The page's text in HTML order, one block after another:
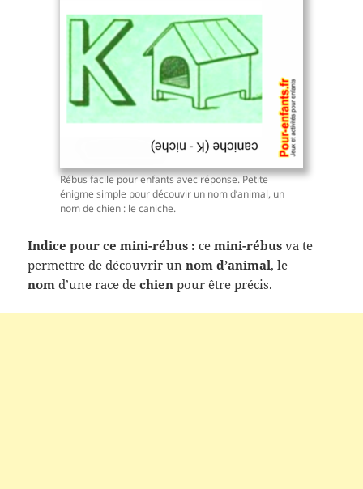
Rébus facile pour enfants avec réponse. Petite
énigme simple pour découvir un nom d’animal, un
nom de chien : le caniche.
Indice pour ce mini-rébus : cemini-rébus va te
permettre de découvrir unnom d’animal, le
nom d’une race dechien pour être précis.